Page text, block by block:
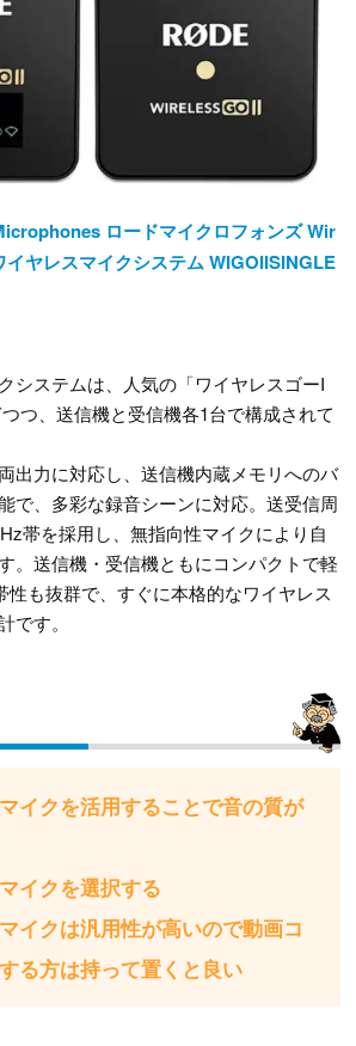
ロードマイクロフォンズ Wir
ヤレスマイクシステム WIGOIISINGLE
システムは、人気の「ワイヤレスゴーI
つ、送信機と受信機各1台で構成されて
出力に対応し、送信機内蔵メモリへのバ
で、多彩な録音シーンに対応。送受信周
帯を採用し、無指向性マイクにより自
。送信機・受信機ともにコンパクトで軽
性も抜群で、すぐに本格的なワイヤレス
です。
イクを活用することで音の質が
イクを選択する
イクは汎用性が高いので動画コ
る方は持って置くと良い